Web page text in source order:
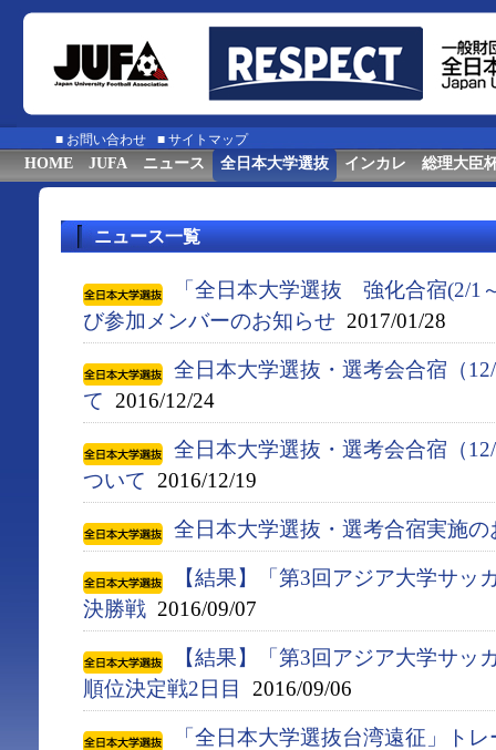
■ お問い合わせ ■ サイトマップ
HOME JUFA ニュース 全日本大学選抜 インカレ 総理大臣
ニュース一覧
「全日本大学選抜 強化合宿(2/
び参加メンバーのお知らせ 2017/01/28
全日本大学選抜・選考会合宿（
て 2016/12/24
全日本大学選抜・選考会合宿（
ついて 2016/12/19
全日本大学選抜・選考合宿実施の
【結果】「第3回アジア大学サッ
決勝戦 2016/09/07
【結果】「第3回アジア大学サッ
順位決定戦2日目
2016/09/06
「全日本大学選抜台湾遠征」ト